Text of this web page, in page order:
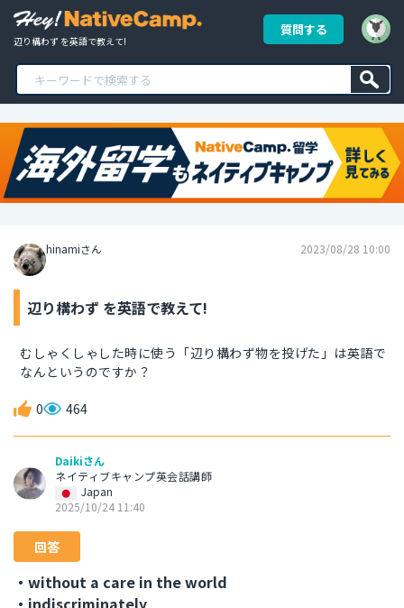
辺り構わず を英語で教えて!
質問する
hinamiさん 2023/08/28 10:00
辺り構わず を英語で教えて!
むしゃくしゃした時に使う「辺り構わず物を投げた」は英語で
なんというのですか？
0 464
Daikiさん
ネイティブキャンプ英会話講師
Japan
2025/10/24 11:40
回答
・without a care in the world